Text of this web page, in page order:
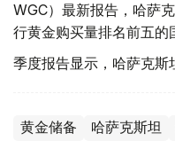
WGC）最新报告，哈萨
行黄金购买量排名前五的
季度报告显示，哈萨克斯
黄金储备 哈萨克斯坦